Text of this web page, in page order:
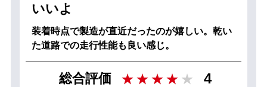
いいよ
装着時点で製造が直近だったのが嬉しい。乾い
た道路での走行性能も良い感じ。
総合評価 4